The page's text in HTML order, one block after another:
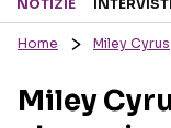
RECENSIONI
NOTIZIE
Home Miley Cyrus
Miley